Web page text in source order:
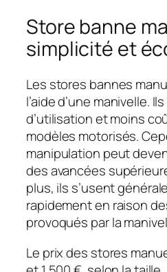
Store banne
simplicité et
Les stores bannes
l’aide d’une manivelle.
d’utilisation et moins
modèles motorisés.
manipulation peut
des avancées
plus, ils s’usent
rapidement en raison
provoqués par la
Le prix des stores